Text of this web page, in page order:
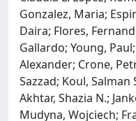
Gonzalez, Maria;
Daira; Flores,
Gallardo; Young,
Alexander; Crone,
Sazzad; Koul, Salman
Akhtar, Shazia N.;
Mudyna, Wojciech;